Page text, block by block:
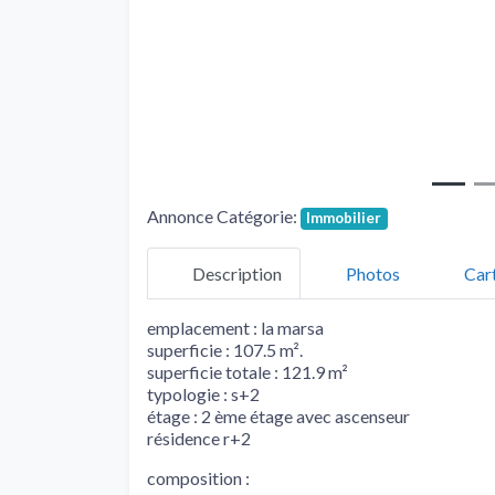
Annonce Catégorie: Immobilier
Description Photos
emplacement : la marsa
superficie : 107.5 m².
superficie totale : 121.9 m²
typologie : s+2
étage : 2 ème étage avec ascenseur
résidence r+2
composition :